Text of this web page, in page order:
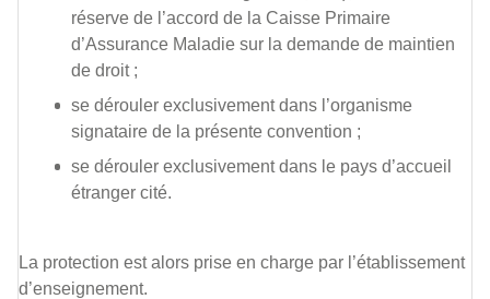
réserve de l’accord de la Caisse Primaire
d’Assurance Maladie sur la demande de maintien
de droit ;
se dérouler exclusivement dans l’organisme
signataire de la présente convention ;
se dérouler exclusivement dans le pays d’accueil
étranger cité.
La protection est alors prise en charge par l’établissement
d’enseignement.